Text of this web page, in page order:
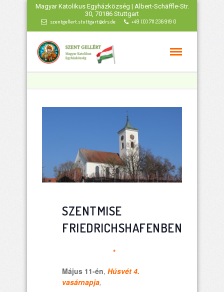
Magyar Katolikus Egyházközség | Albert-Schäffle-Str.
30, 70186 Stuttgart
szentgellert.stuttgart@drs.de +49 (0) 711 236 919 0
SZENTMISE
FRIEDRICHSHAFENBEN
*
Május 11-én, Húsvét 4.
vasárnapja,